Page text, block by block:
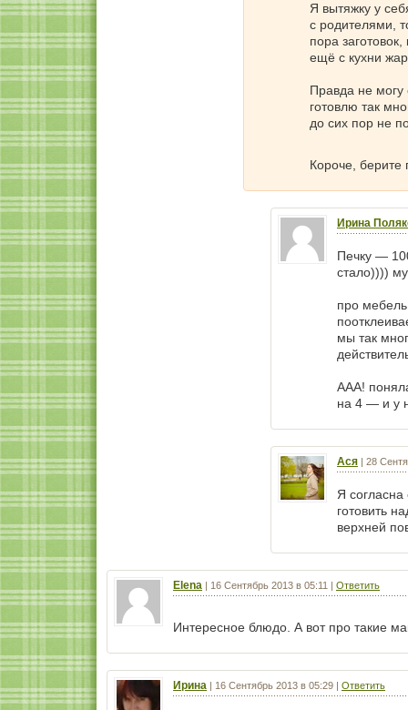
Я вытяжку у
с родителями,
пора
ещё с кухни
Правда не могу
готовлю так
до сих пор не
Короче, берите
Ирина
Печку —
стало))))
про
мы так
ААА!
на 4 — и у
Ася | 28
Я
готовить
верхней
Elena | 16 Сентябрь 2013 в 05:11 | Ответить
Интересное блюдо. А вот про такие
Ирина | 16 Сентябрь 2013 в 05:29 | Ответить